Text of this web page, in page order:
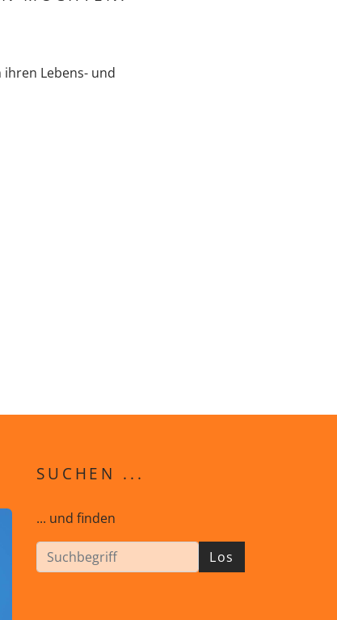
ihren Lebens- und
SUCHEN ...
... und finden
Los